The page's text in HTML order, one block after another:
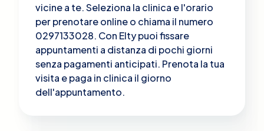
vicine a te. Seleziona la clinica e l'orario
per prenotare online o chiama il numero
0297133028. Con Elty puoi fissare
appuntamenti a distanza di pochi giorni
senza pagamenti anticipati. Prenota la tua
visita e paga in clinica il giorno
dell'appuntamento.